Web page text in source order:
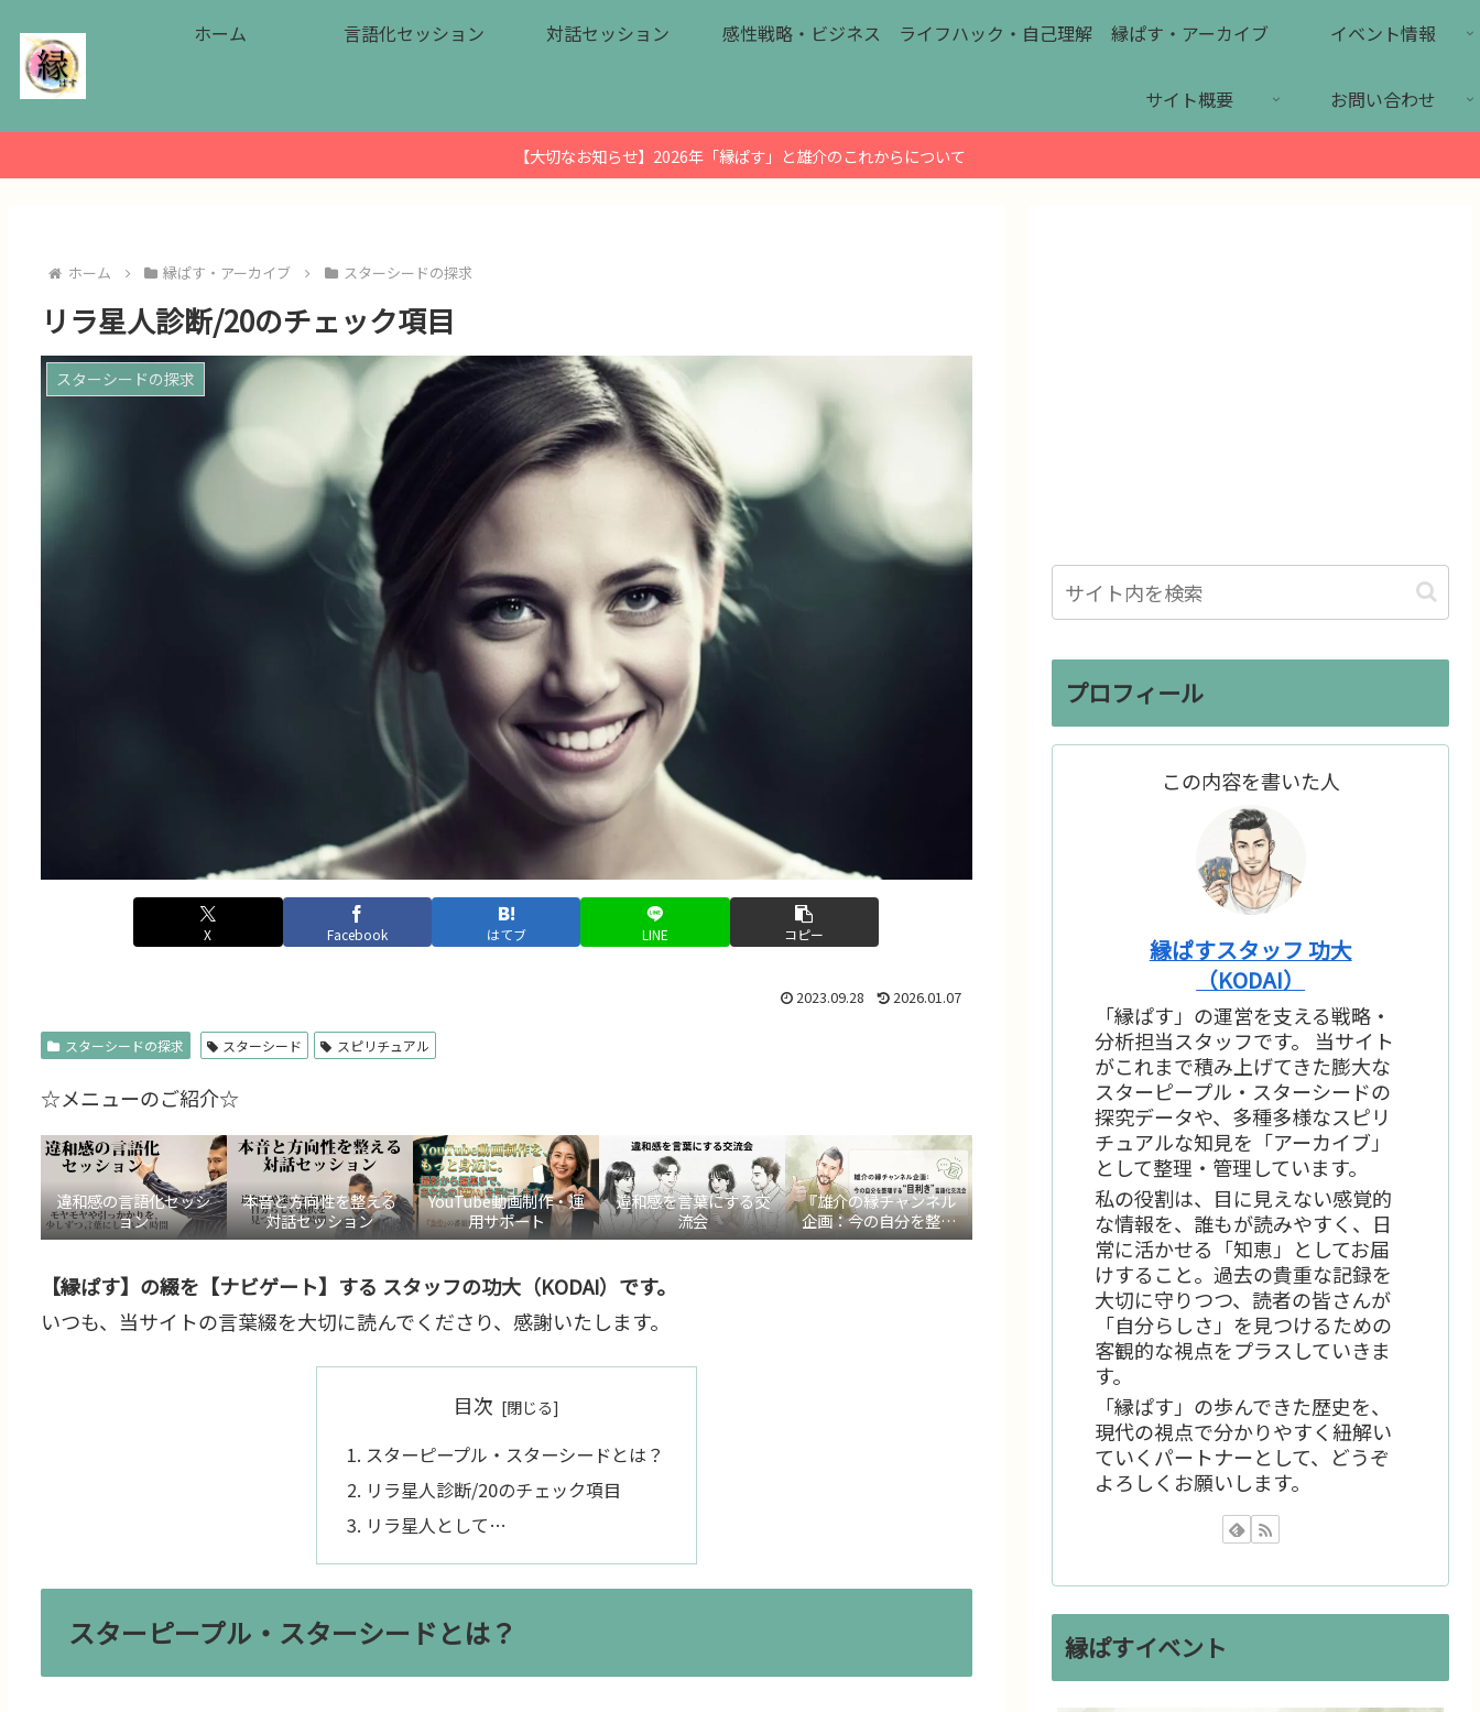
ホーム 言語化セッション 対話セッション 感性戦略・ビジネス ライフハック・自己理解 縁ぱす・アーカイブ イベント情報
サイト概要 お問い合わせ
【大切なお知らせ】2026年「縁ぱす」と雄介のこれからについて
ホーム 縁ぱす・アーカイブ スターシードの探求
リラ星人診断/20のチェック項目
スターシードの探求
X Facebook はてブ LINE コピー
2023.09.28 2026.01.07
スターシードの探求 スターシード スピリチュアル
☆メニューのご紹介☆
違和感の言語化セッシ
ョン
本音と方向性を整える
対話セッション
YouTube動画制作・運
用サポート
違和感を言葉にする交
流会
『雄介の縁チャンネル
企画：今の自分を整理
する“目利き”言語化交
【縁ぱす】の綴を【ナビゲート】する スタッフの功大（KODAI）です。
いつも、当サイトの言葉綴を大切に読んでくださり、感謝いたします。
目次
スターピープル・スターシードとは？
リラ星人診断/20のチェック項目
リラ星人として…
スターピープル・スターシードとは？
プロフィール
この内容を書いた人
縁ぱすスタッフ 功大
（KODAI）
「縁ぱす」の運営を支える戦略・
分析担当スタッフです。 当サイト
がこれまで積み上げてきた膨大な
スターピープル・スターシードの
探究データや、多種多様なスピリ
チュアルな知見を「アーカイブ」
として整理・管理しています。
私の役割は、目に見えない感覚的
な情報を、誰もが読みやすく、日
常に活かせる「知恵」としてお届
けすること。過去の貴重な記録を
大切に守りつつ、読者の皆さんが
「自分らしさ」を見つけるための
客観的な視点をプラスしていきま
す。
「縁ぱす」の歩んできた歴史を、
現代の視点で分かりやすく紐解い
ていくパートナーとして、どうぞ
よろしくお願いします。
縁ぱすイベント